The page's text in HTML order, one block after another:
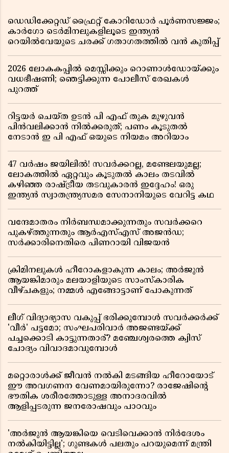
ഡെഡിക്കേറ്റഡ് ഫ്രൈറ്റ് കോറിഡോർ പൂർണസജ്ജം;
കാർഗോ ടെർമിനലുകളിലൂടെ ഇന്ത്യൻ
റെയിൽവേയുടെ ചരക്ക് ഗതാഗതത്തിൽ വൻ കുതിപ്പ്
2026 ലോകകപ്പിൽ മെസ്സിക്കും റൊണാൾഡോയ്ക്കും
വധഭീഷണി; ഞെട്ടിക്കുന്ന പോലീസ് രേഖകൾ
പുറത്ത്
റിട്ടയർ ചെയ്ത ഉടൻ പി എഫ് തുക മുഴുവൻ
പിൻവലിക്കാൻ നിൽക്കരുത്; പണം കൂടുതൽ
നേടാൻ ഇ പി എഫ് ഒയുടെ നിയമം അറിയാം
47 വർഷം ജയിലിൽ! സവർക്കറല്ല, മണ്ടേലയുമല്ല;
ലോകത്തിൽ ഏറ്റവും കൂടുതൽ കാലം തടവിൽ
കഴിഞ്ഞ രാഷ്ട്രീയ തടവുകാരൻ ഇദ്ദേഹം! ഒരു
ഇന്ത്യൻ സ്വാതന്ത്ര്യസമര സേനാനിയുടെ വേറിട്ട കഥ
വന്ദേമാതരം നിർബന്ധമാക്കുന്നതും സവർക്കറെ
പുകഴ്ത്തുന്നതും ആർഎസ്എസ് അജൻഡ;
സർക്കാരിനെതിരെ പിണറായി വിജയൻ
ക്രിമിനലുകൾ ഹീറോകളാകുന്ന കാലം; അർജുൻ
ആയങ്കിമാരും മലയാളിയുടെ സാംസ്കാരിക
വീഴ്ചകളും; നമ്മൾ എങ്ങോട്ടാണ് പോകുന്നത്
ലീഗ് വിദ്യാഭ്യാസ വകുപ്പ് ഭരിക്കുമ്പോൾ സവർക്കർക്ക്
'വീർ' പട്ടമോ; സംഘപരിവാർ അജണ്ടയ്ക്ക്
പച്ചക്കൊടി കാട്ടുന്നതാര്? മഞ്ചേശ്വരത്തെ ക്വിസ്
ചോദ്യം വിവാദമാവുമ്പോൾ
മറ്റൊരാൾക്ക് ജീവൻ നൽകി മടങ്ങിയ ഹീറോയോട്
ഈ അവഗണന വേണമായിരുന്നോ? രാജേഷിൻ്റെ
ഭൗതിക ശരീരത്തോടുള്ള അനാദരവിൽ
ആളിപ്പടരുന്ന ജനരോഷവും പാഠവും
'അർജുൻ ആയങ്കിയെ വെടിവെക്കാൻ നിർദേശം
നൽകിയിട്ടില്ല'; ഗുണ്ടകൾ പലതും പറയുമെന്ന് മന്ത്രി